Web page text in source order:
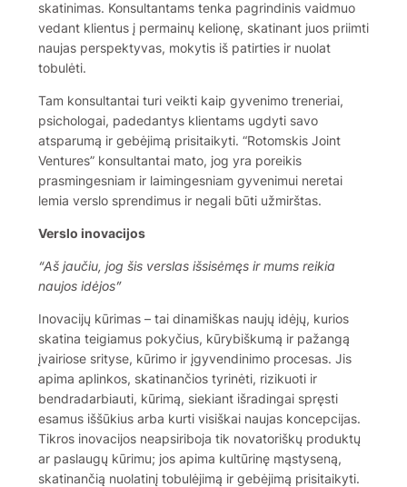
skatinimas. Konsultantams tenka pagrindinis vaidmuo
vedant klientus į permainų kelionę, skatinant juos priimti
naujas perspektyvas, mokytis iš patirties ir nuolat
tobulėti.
Tam konsultantai turi veikti kaip gyvenimo treneriai,
psichologai, padedantys klientams ugdyti savo
atsparumą ir gebėjimą prisitaikyti. “Rotomskis Joint
Ventures” konsultantai mato, jog yra poreikis
prasmingesniam ir laimingesniam gyvenimui neretai
lemia verslo sprendimus ir negali būti užmirštas.
Verslo inovacijos
“Aš jaučiu, jog šis verslas išsisėmęs ir mums reikia
naujos idėjos”
Inovacijų kūrimas – tai dinamiškas naujų idėjų, kurios
skatina teigiamus pokyčius, kūrybiškumą ir pažangą
įvairiose srityse, kūrimo ir įgyvendinimo procesas. Jis
apima aplinkos, skatinančios tyrinėti, rizikuoti ir
bendradarbiauti, kūrimą, siekiant išradingai spręsti
esamus iššūkius arba kurti visiškai naujas koncepcijas.
Tikros inovacijos neapsiriboja tik novatoriškų produktų
ar paslaugų kūrimu; jos apima kultūrinę mąstyseną,
skatinančią nuolatinį tobulėjimą ir gebėjimą prisitaikyti.